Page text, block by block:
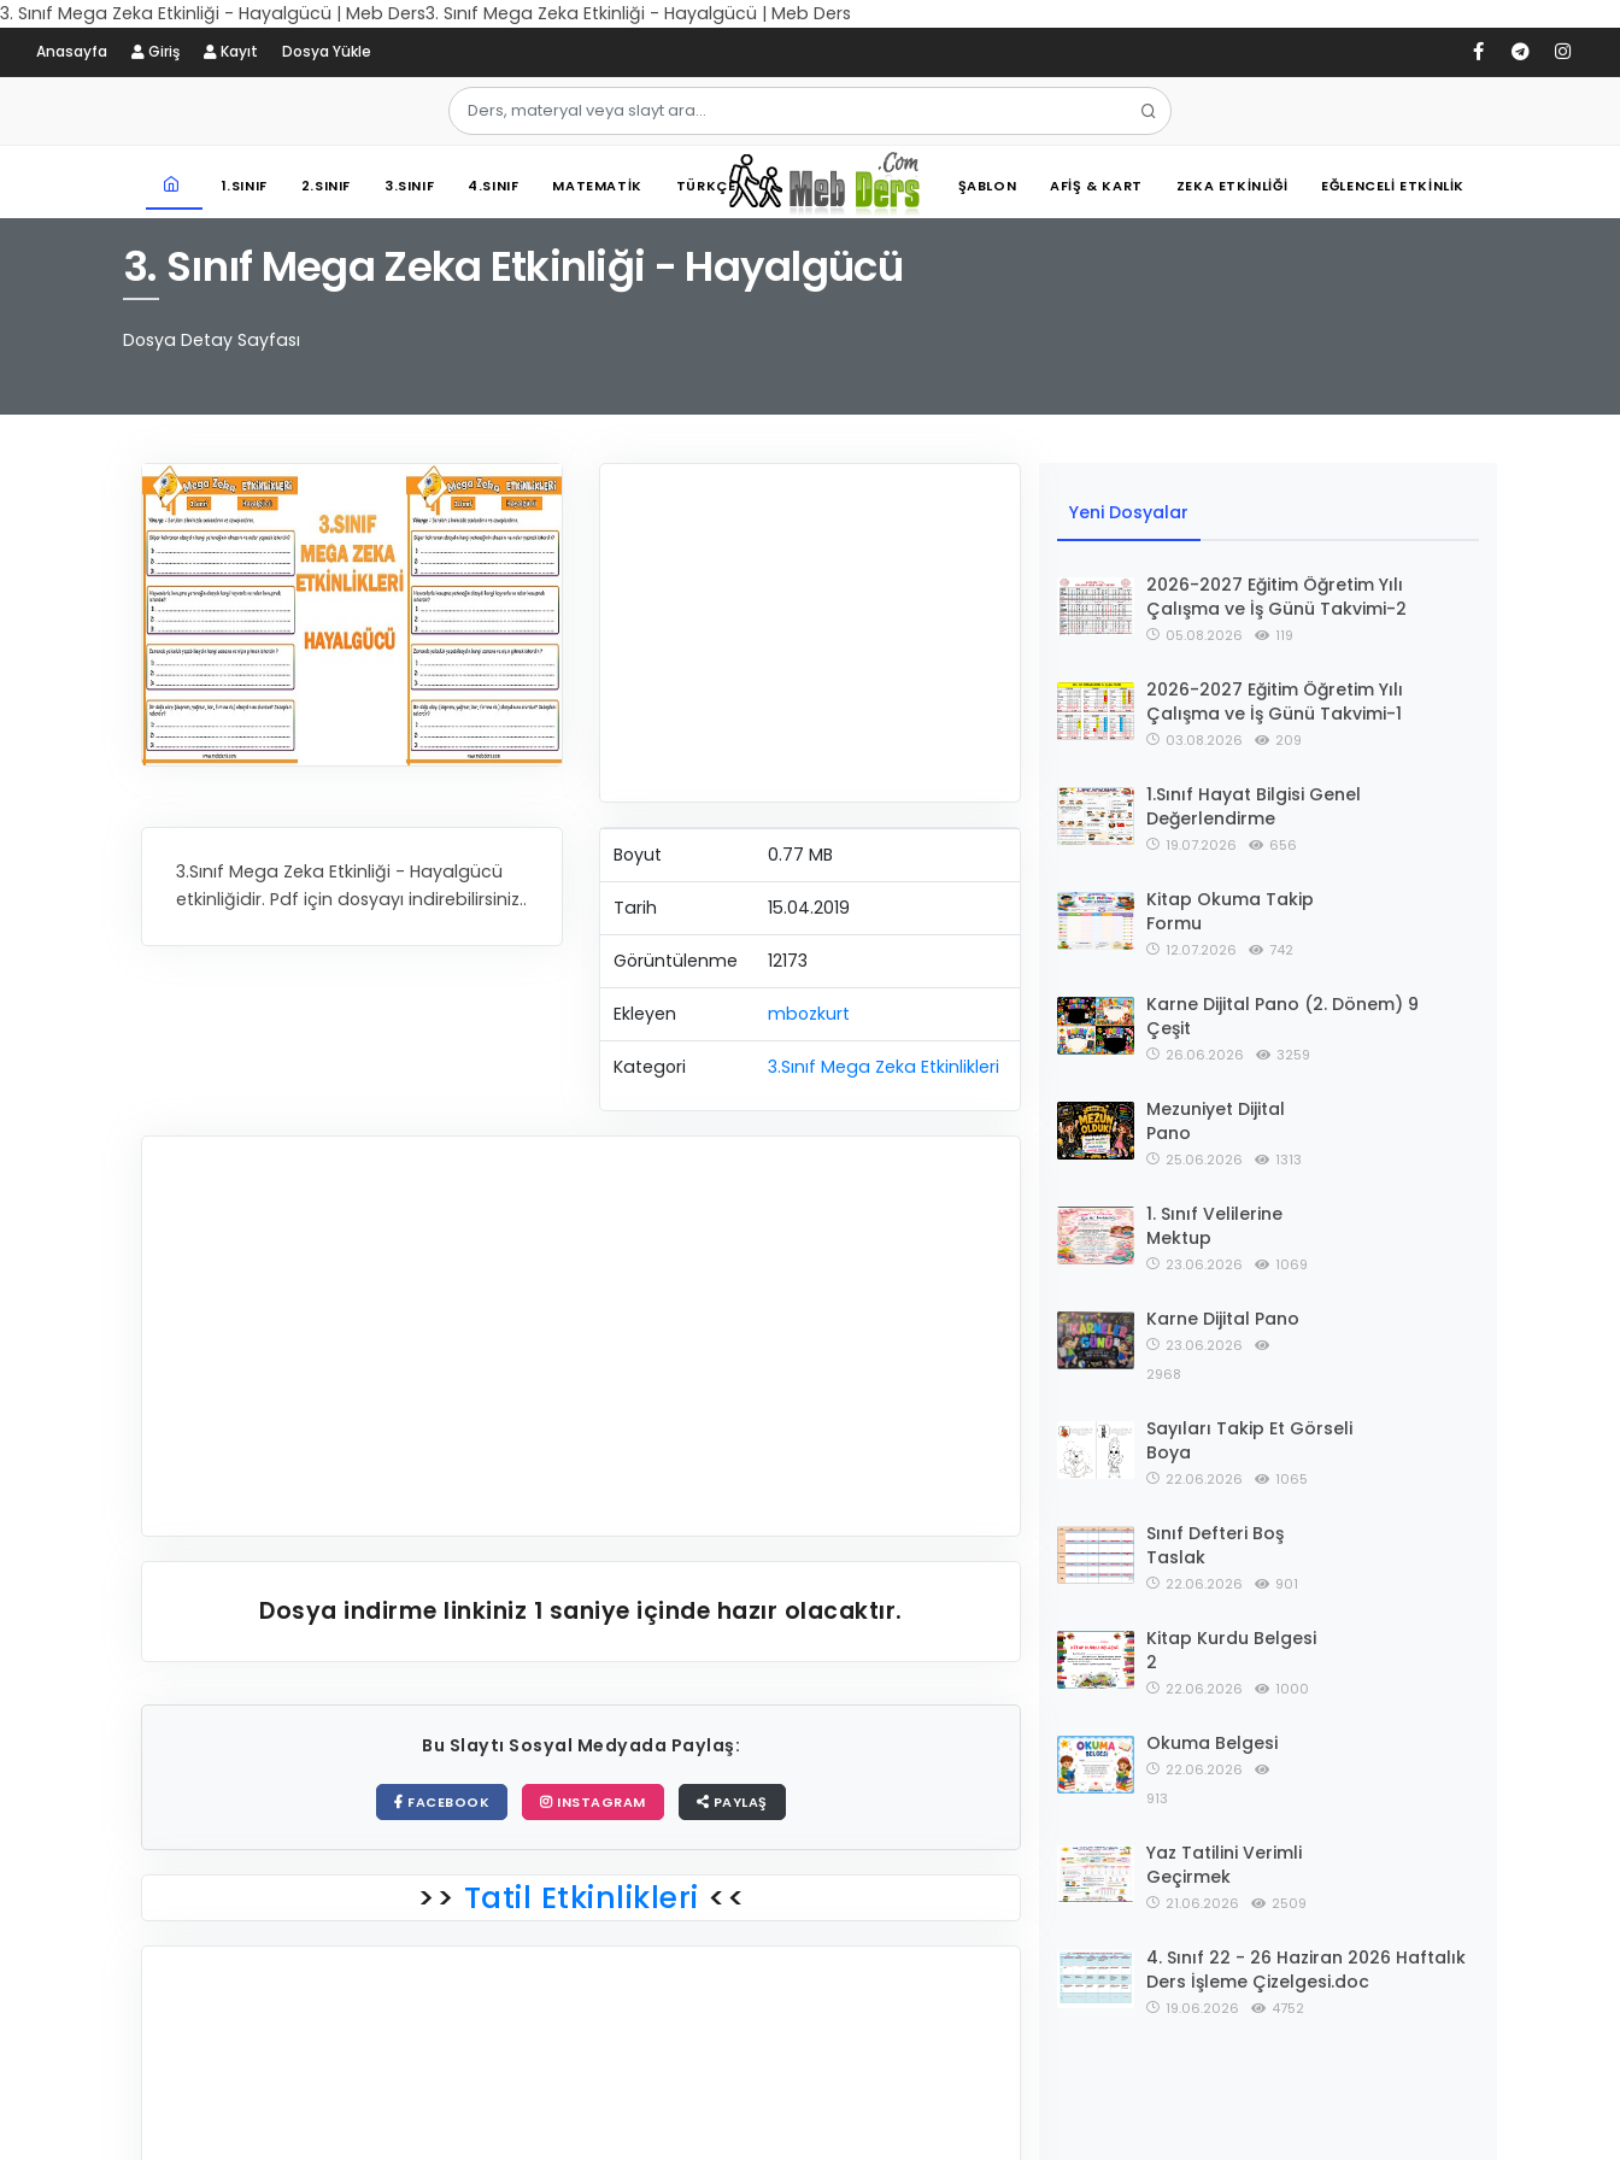
3. Sınıf Mega Zeka Etkinliği - Hayalgücü | Meb Ders3. Sınıf Mega Zeka Etkinliği - Hayalgücü | Meb Ders
Anasayfa Giriş Kayıt Dosya Yükle
1.SINIF 2.SINIF 3.SINIF 4.SINIF MATEMATIK TÜRKÇE ŞABLON AFIŞ & KART ZEKA ETKINLIĞI EĞLENCELI ETKINLIK
3. Sınıf Mega Zeka Etkinliği - Hayalgücü
Dosya Detay Sayfası
3.Sınıf Mega Zeka Etkinliği - Hayalgücü
etkinliğidir. Pdf için dosyayı indirebilirsiniz..
Boyut 0.77 MB
Tarih 15.04.2019
Görüntülenme 12173
Ekleyen mbozkurt
Kategori 3.Sınıf Mega Zeka Etkinlikleri
Dosya indirme linkiniz 1 saniye içinde hazır olacaktır.
Bu Slaytı Sosyal Medyada Paylaş:
FACEBOOK INSTAGRAM PAYLAŞ
>> Tatil Etkinlikleri <<
Yeni Dosyalar
2026-2027 Eğitim Öğretim Yılı
Çalışma ve İş Günü Takvimi-2
05.08.2026 119
2026-2027 Eğitim Öğretim Yılı
Çalışma ve İş Günü Takvimi-1
03.08.2026 209
1.Sınıf Hayat Bilgisi Genel
Değerlendirme
19.07.2026 656
Kitap Okuma Takip
Formu
12.07.2026 742
Karne Dijital Pano (2. Dönem) 9
Çeşit
26.06.2026 3259
Mezuniyet Dijital
Pano
25.06.2026 1313
1. Sınıf Velilerine
Mektup
23.06.2026 1069
Karne Dijital Pano
23.06.2026
2968
Sayıları Takip Et Görseli
Boya
22.06.2026 1065
Sınıf Defteri Boş
Taslak
22.06.2026 901
Kitap Kurdu Belgesi
2
22.06.2026 1000
Okuma Belgesi
22.06.2026
913
Yaz Tatilini Verimli
Geçirmek
21.06.2026 2509
4. Sınıf 22 - 26 Haziran 2026 Haftalık
Ders İşleme Çizelgesi.doc
19.06.2026 4752